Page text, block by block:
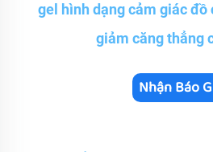
gel hình dạng cảm giác
giảm căng thẳng
Nhận Báo